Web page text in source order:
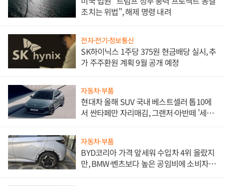
조치는 위법", 해제 명령 내려
전자·전기·정보통신
SK하이닉스 1주당 375원 현금배당 실시, 추
가 주주환원 계획 9월 공개 예정
자동차·부품
현대차 올해 SUV 국내 베스트셀러 톱10에
서 싼타페만 자리매김, 그랜저·아반떼 '세단
자동차·부품
BYD코리아 가격 앞세워 수입차 4위 올랐지
만, BMW·벤츠보다 높은 공임비에 소비자